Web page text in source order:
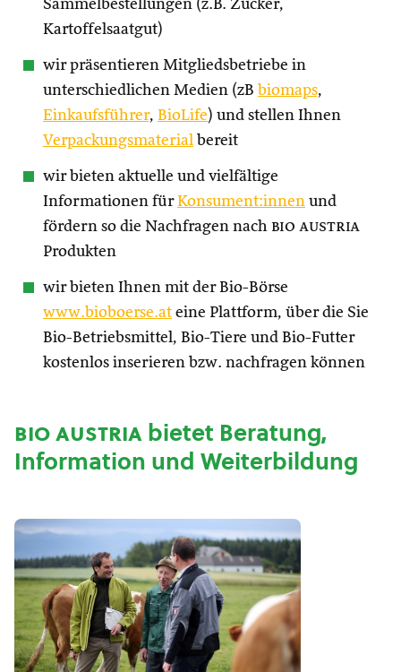
Sammelbestellungen (z.B. Zucker,
Kartoffelsaatgut)
wir präsentieren Mitgliedsbetriebe in
unterschiedlichen Medien (zB biomaps,
Einkaufsführer, BioLife) und stellen Ihnen
Verpackungsmaterial bereit
wir bieten aktuelle und vielfältige
Informationen fürKonsument:innen und
fördern so die Nachfragen nach bio austria
Produkten
wir bieten Ihnen mit der Bio-Börse
www.bioboerse.at eine Plattform, über die Sie
Bio-Betriebsmittel, Bio-Tiere und Bio-Futter
kostenlos inserieren bzw. nachfragen können
bio austriabietet Beratung,
Information und Weiterbildung